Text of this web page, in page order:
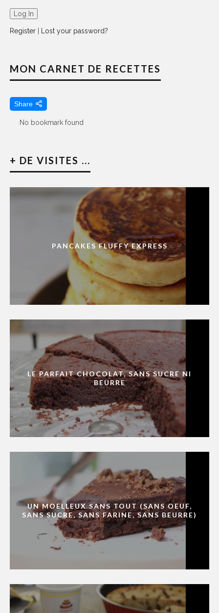
Register Lost your password?
MON CARNET DE RECETTES
Share
No bookmark found
+ DE VISITES ...
PANCAKES FLUFFY EXPRESS
LE PARFAIT CHOCOLAT, SANS SUCRE NI
BEURRE
UN MOELLEUX SANS TOUT (SANS OEUF,
SANS SUCRE, SANS FARINE, SANS BEURRE)